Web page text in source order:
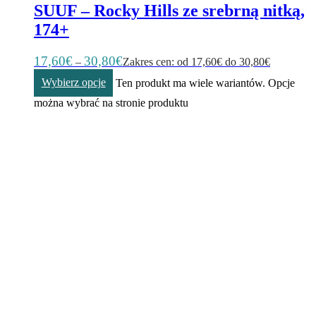
SUUF – Rocky Hills ze srebrną nitką,
174+
17,60€ – 30,80€Zakres cen: od 17,60€ do 30,80€
Wybierz opcje
Ten produkt ma wiele wariantów. Opcje
można wybrać na stronie produktu